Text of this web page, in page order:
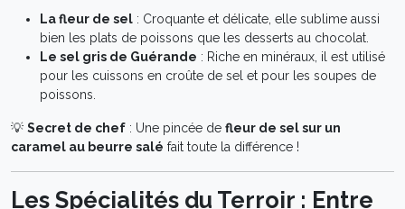
La fleur de sel : Croquante et délicate, elle sublime aussi
bien les plats de poissons que les desserts au chocolat.
Le sel gris de Guérande : Riche en minéraux, il est utilisé
pour les cuissons en croûte de sel et pour les soupes de
poissons.
💡 Secret de chef : Une pincée de fleur de sel sur un
caramel au beurre salé fait toute la différence !
Les Spécialités du Terroir : Entre